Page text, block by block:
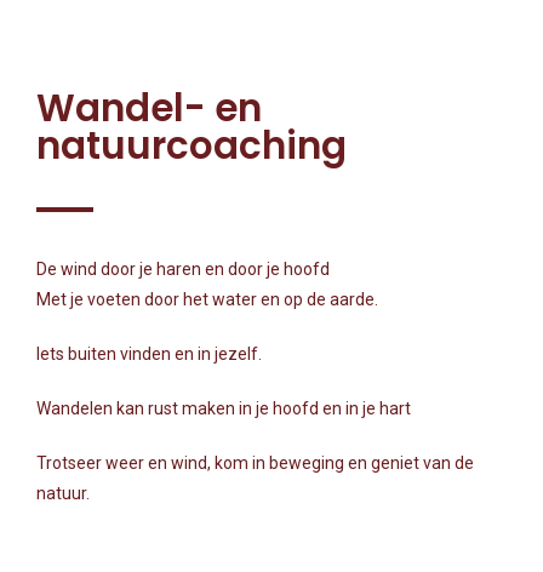
Wandel- en
natuurcoaching
De wind door je haren en door je hoofd
Met je voeten door het water en op de aarde.
Iets buiten vinden en in jezelf.
Wandelen kan rust maken in je hoofd en in je hart
Trotseer weer en wind, kom in beweging en geniet van de
natuur.